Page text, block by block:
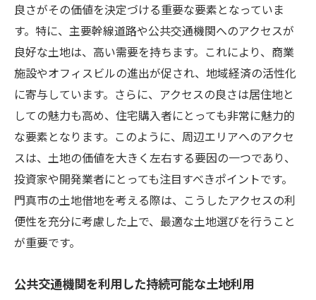
良さがその価値を決定づける重要な要素となっていま
す。特に、主要幹線道路や公共交通機関へのアクセスが
良好な土地は、高い需要を持ちます。これにより、商業
施設やオフィスビルの進出が促され、地域経済の活性化
に寄与しています。さらに、アクセスの良さは居住地と
しての魅力も高め、住宅購入者にとっても非常に魅力的
な要素となります。このように、周辺エリアへのアクセ
スは、土地の価値を大きく左右する要因の一つであり、
投資家や開発業者にとっても注目すべきポイントです。
門真市の土地借地を考える際は、こうしたアクセスの利
便性を充分に考慮した上で、最適な土地選びを行うこと
が重要です。
公共交通機関を利用した持続可能な土地利用